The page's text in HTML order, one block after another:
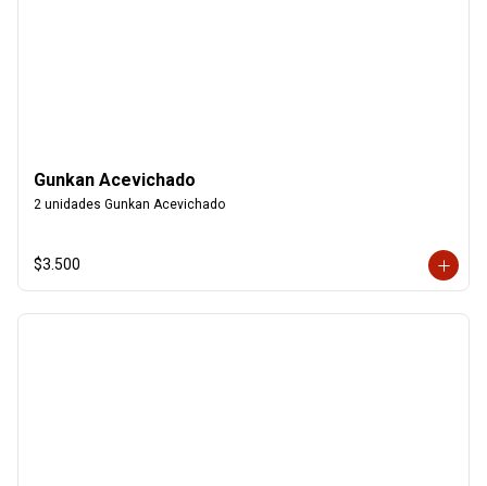
Gunkan Acevichado
2 unidades Gunkan Acevichado
$3.500